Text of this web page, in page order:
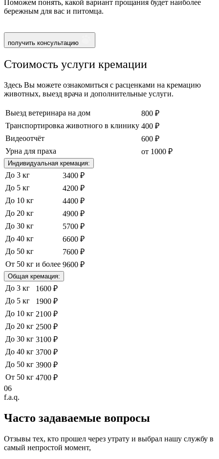
Поможем понять, какой вариант прощания будет наиболее
бережным для вас и питомца.
получить консультацию
Стоимость услуги кремации
Здесь Вы можете ознакомиться с расценками на кремацию
животных, выезд врача и дополнительные услуги.
Выезд ветеринара на дом
800 ₽
Транспортировка животного в клинику 400 ₽
Видеоотчёт
600 ₽
Урна для праха
от 1000 ₽
Индивидуальная кремация:
До 3 кг
3400 ₽
До 5 кг
4200 ₽
До 10 кг
4400 ₽
До 20 кг
4900 ₽
До 30 кг
5700 ₽
До 40 кг
6600 ₽
До 50 кг
7600 ₽
От 50 кг и более 9600 ₽
Общая кремация:
До 3 кг
1600 ₽
До 5 кг
1900 ₽
До 10 кг 2100 ₽
До 20 кг 2500 ₽
До 30 кг 3100 ₽
До 40 кг 3700 ₽
До 50 кг 3900 ₽
От 50 кг 4700 ₽
06
f.a.q.
Часто задаваемые вопросы
Отзывы тех, кто прошел через утрату и выбрал нашу службу в
самый непростой момент,